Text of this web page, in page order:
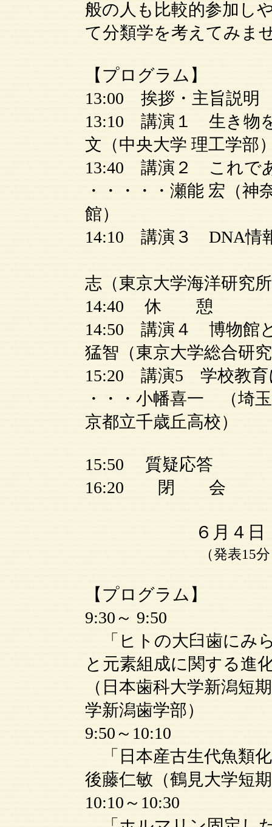
般の人も比較的参加し
て分類学を考えてみま
【プログラム】
13:00 挨拶・主旨説明
13:10 講演１ 生き物
文（中央大学 理工学部
13:40 講演２ これで
・・・・・瀬能 宏（神
館）
14:10 講演３ DNA情
志（東京大学海洋研究
14:40 休 憩
14:50 講演４ 博物館
猛智（東京大学総合研
15:20 講演5 学校教育
・・・小幡喜一 （埼
京都立千歳丘高校）
15:50 質疑応答
16:20 閉 会
６月４
（発表15
【プログラム】
9:30～ 9:50
「ヒトの大臼歯にみ
と元素組成に関する進
（日本歯科大学新潟短
学新潟歯学部）
9:50～10:10
「日本産古生代魚類
後藤仁敏（鶴見大学短
10:10～10:30